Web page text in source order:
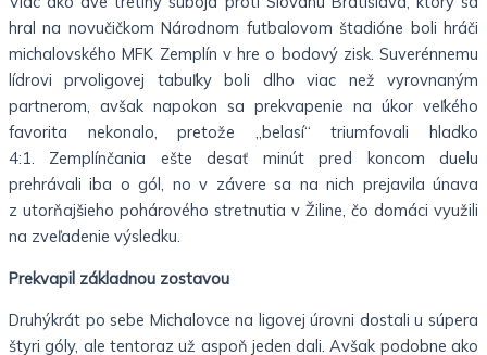
hral na novučičkom Národnom futbalovom štadióne boli hráči
michalovského MFK Zemplín v hre o bodový zisk. Suverénnemu
lídrovi prvoligovej tabuľky boli dlho viac než vyrovnaným
partnerom, avšak napokon sa prekvapenie na úkor veľkého
favorita nekonalo, pretože „belasí“ triumfovali hladko
4:1. Zemplínčania ešte desať minút pred koncom duelu
prehrávali iba o gól, no v závere sa na nich prejavila únava
z utorňajšieho pohárového stretnutia v Žiline, čo domáci využili
na zveľadenie výsledku.
Prekvapil základnou zostavou
Druhýkrát po sebe Michalovce na ligovej úrovni dostali u súpera
štyri góly, ale tentoraz už aspoň jeden dali. Avšak podobne ako